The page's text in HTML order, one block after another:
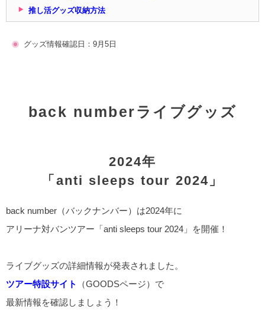
推し活グッズ収納方法
グッズ情報確認日：9月5日
back numberライブグッズ
2024年
「anti sleeps tour 2024」
back number（バックナンバー）は2024年に
アリーナ対バンツアー「anti sleeps tour 2024」を開催！
ライブグッズの詳細情報が発表されました。
ツアー特設サイト
（GOODSページ）で
最新情報を確認しましょう！